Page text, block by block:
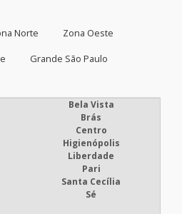
Norte
Zona Oeste
Grande São Paulo
Bela Vista
Brás
Centro
Higienópolis
Liberdade
Pari
Santa Cecília
Sé